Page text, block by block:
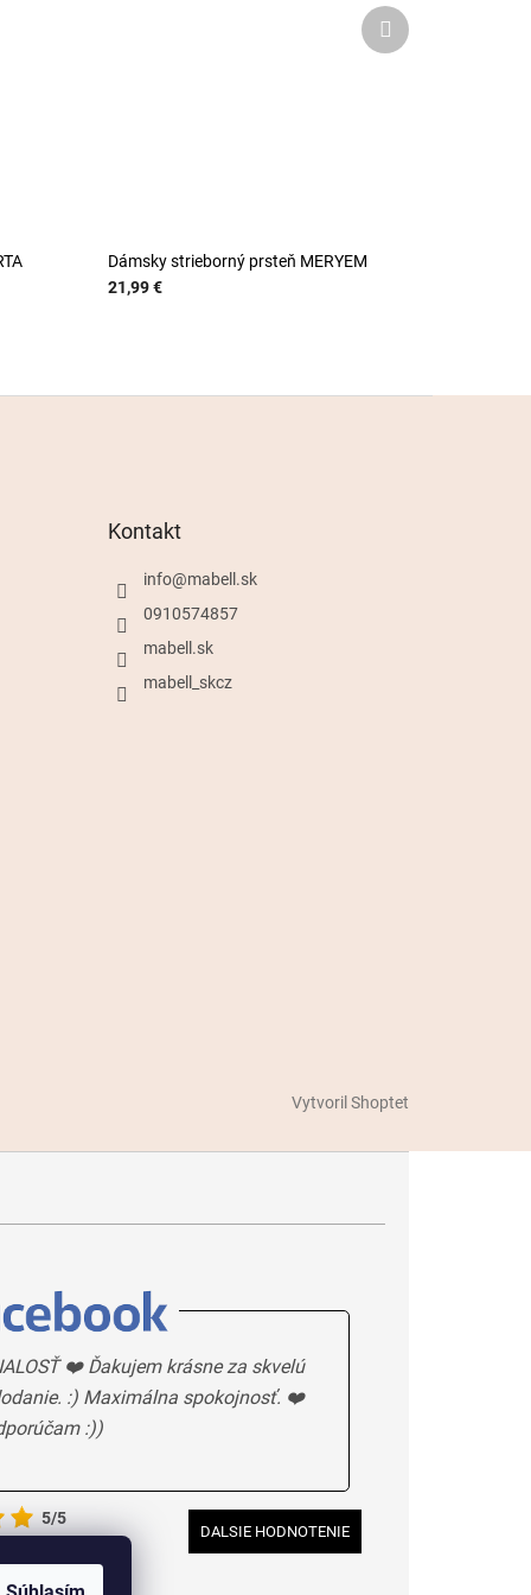
Dámsky strieborný prsteň MERYEM
21,99 €
Ďalší
produkt
Kontakt
info@mabell.sk
0910574857
mabell.sk
mabell_skcz
Vytvoril Shoptet
❤️ Ďakujem krásne za skvelú
:) Maximálna spokojnosť. ❤️
:))
5/5
DALSIE HODNOTENIE